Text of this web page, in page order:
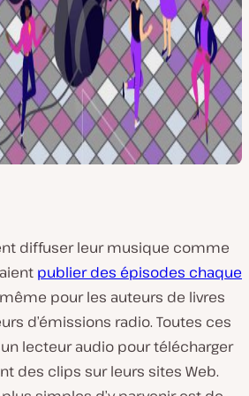
diffuser leur musique comme
publier des épisodes chaque
pour les auteurs de livres
d’émissions radio. Toutes ces
lecteur audio pour télécharger
des clips sur leurs sites Web.